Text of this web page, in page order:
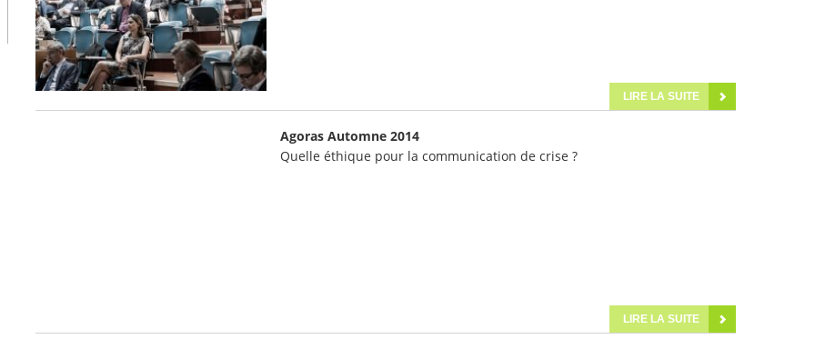
LIRE LA SUITE
Agoras Automne 2014
Quelle éthique pour la communication de crise ?
LIRE LA SUITE